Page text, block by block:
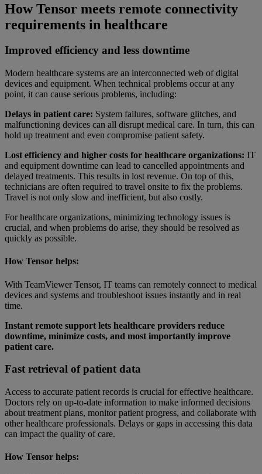
How Tensor meets remote connectivity
requirements in healthcare
Improved efficiency and less downtime
Modern healthcare systems are an interconnected web of digital
devices and equipment. When technical problems occur at any
point, it can cause serious problems, including:
Delays in patient care: System failures, software glitches, and
malfunctioning devices can all disrupt medical care. In turn, this can
hold up treatment and even compromise patient safety.
Lost efficiency and higher costs for healthcare organizations: IT
and equipment downtime can lead to cancelled appointments and
delayed treatments. This results in lost revenue. On top of this,
technicians are often required to travel onsite to fix the problems.
Travel is not only slow and inefficient, but also costly.
For healthcare organizations, minimizing technology issues is
crucial, and when problems do arise, they should be resolved as
quickly as possible.
How Tensor helps:
With TeamViewer Tensor, IT teams can remotely connect to medical
devices and systems and troubleshoot issues instantly and in real
time.
Instant remote support lets healthcare providers reduce
downtime, minimize costs, and most importantly improve
patient care.
Fast retrieval of patient data
Access to accurate patient records is crucial for effective healthcare.
Doctors rely on up-to-date information to make informed decisions
about treatment plans, monitor patient progress, and collaborate with
other healthcare professionals. Delays or gaps in accessing this data
can impact the quality of care.
How Tensor helps: